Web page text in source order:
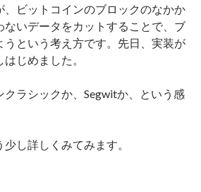
、ビットコインのブロックのなかか
ないデータをカットすることで、ブ
うという考え方です。先日、実装が
じめました。
ラシックか、Segwitか、という感
し詳しくみてみます。
ン・クラシック、ハード・フォーク